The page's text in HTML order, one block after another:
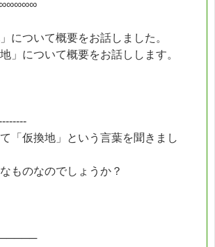
について概要をお話しました。
」について概要をお話しします。
「仮換地」という言葉を聞きまし
ものなのでしょうか？